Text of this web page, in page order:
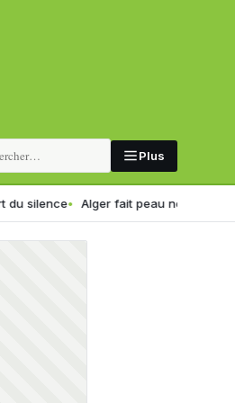
Plus
Alger fait peau neuve : la capitale